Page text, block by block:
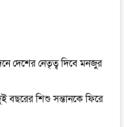
দেশের নেতৃত্ব দিবে মনজুর
বছরের শিশু সন্তানকে ফিরে